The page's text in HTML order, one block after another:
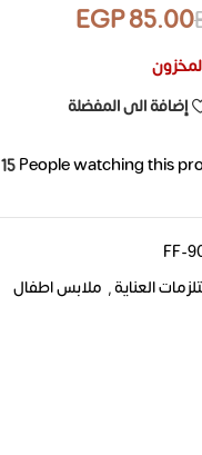
85.00
EGP
إضافة الى المفضلة
15People watching this
FF-
العناية, ملابس اطفال